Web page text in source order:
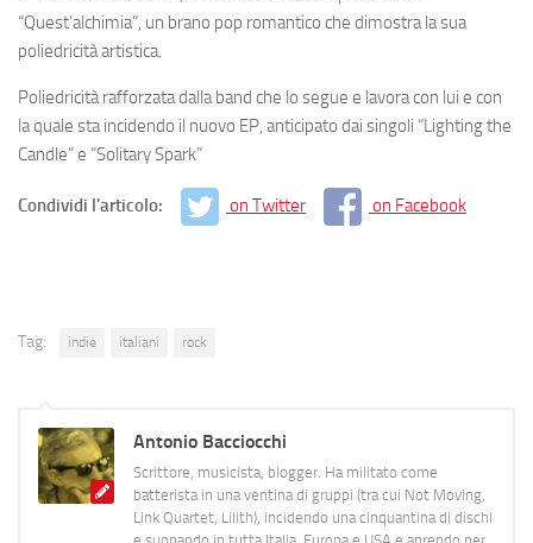
“Quest’alchimia”, un brano pop romantico che dimostra la sua
poliedricità artistica.
Poliedricità rafforzata dalla band che lo segue e lavora con lui e con
la quale sta incidendo il nuovo EP, anticipato dai singoli “Lighting the
Candle” e “Solitary Spark”
Condividi l'articolo: on Twitter on Facebook
Tag: indie italiani rock
Antonio Bacciocchi
Scrittore, musicista, blogger. Ha militato come
batterista in una ventina di gruppi (tra cui Not Moving,
Link Quartet, Lilith), incidendo una cinquantina di dischi